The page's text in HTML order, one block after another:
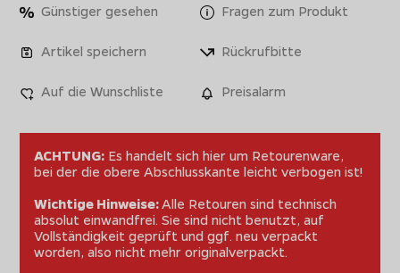
Günstiger gesehen Fragen zum Produkt
Artikel speichern Rückrufbitte
Auf die Wunschliste Preisalarm
ACHTUNG: Es handelt sich hier um Retourenware,
bei der die obere Abschlusskante leicht verbogen ist!
Wichtige Hinweise:Alle Retouren sind technisch
absolut einwandfrei. Sie sind nicht benutzt, auf
Vollständigkeit geprüft und ggf. neu verpackt
worden, also nicht mehr originalverpackt.